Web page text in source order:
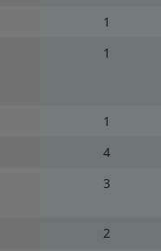
1
1
1
4
3
2